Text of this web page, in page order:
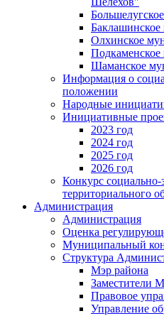
Баклашинское
Олхинское
Подкаменское
Шаманское
Информация о
положении
Народные
Инициативные
2023 год
2024 год
2025 год
2026 год
Конкурс
территориального
Администрация
Администрация
Оценка
Муниципальный
Структура
Мэр района
Заместители
Правовое
Управление